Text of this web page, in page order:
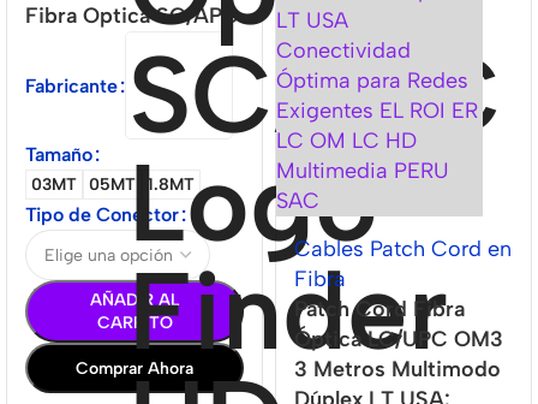
Fibra Optica SC/APC
Fabricante
Tamaño
03MT 05MT 1.8MT
Tipo de Conector
AÑADIR AL
CARRITO
Comprar Ahora
Cables Patch Cord en
Fibra
Patch Cord Fibra
Óptica LC/UPC OM3
3 Metros Multimodo